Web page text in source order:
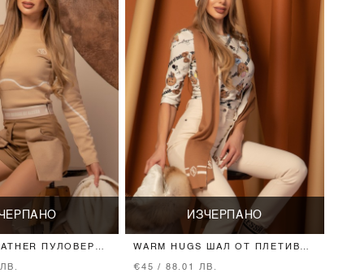
ПУЛОВЕР
ИЗЧЕРПАНО
WARM HUGS ШАЛ ОТ ПЛЕТИВО
€45 / 88.01 ЛВ.